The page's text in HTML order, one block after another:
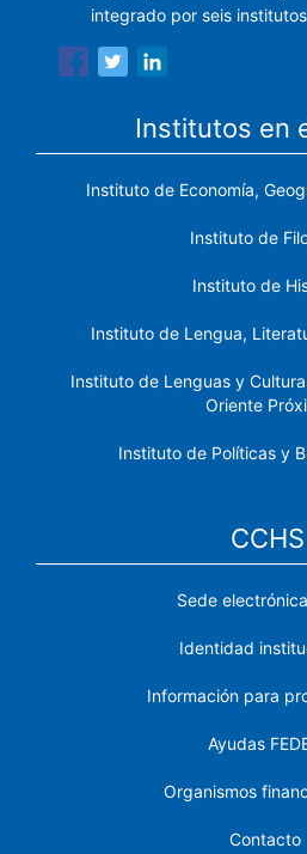
integrado por seis
Institutos en
Instituto de Economía,
Instituto de
Instituto de
Instituto de Lengua,
Instituto de Lenguas y
Oriente
Instituto de Políticas y
CCHS
Sede
Identidad
Información para
Ayudas
Organismos
Contacto